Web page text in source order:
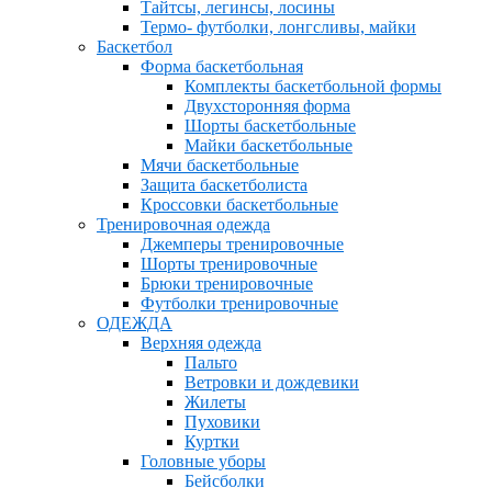
Тайтсы, легинсы, лосины
Термо- футболки, лонгсливы, майки
Баскетбол
Форма баскетбольная
Комплекты баскетбольной формы
Двухсторонняя форма
Шорты баскетбольные
Майки баскетбольные
Мячи баскетбольные
Защита баскетболиста
Кроссовки баскетбольные
Тренировочная одежда
Джемперы тренировочные
Шорты тренировочные
Брюки тренировочные
Футболки тренировочные
ОДЕЖДА
Верхняя одежда
Пальто
Ветровки и дождевики
Жилеты
Пуховики
Куртки
Головные уборы
Бейсболки